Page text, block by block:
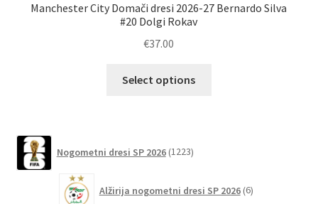
Manchester City Domači dresi 2026-27 Bernardo Silva
#20 Dolgi Rokav
€37.00
Select options
izberete
Nogometni dresi SP 2026 1223izdelkov
Alžirija nogometni dresi SP 2026 6izdelkov